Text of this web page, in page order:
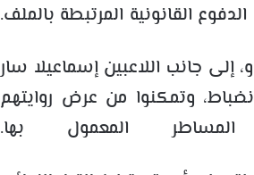
القانونية المرتبطة بالملف.
إلى جانب اللاعبين إسماعيلا سار
وتمكنوا من عرض روايتهم
المعمول بها.